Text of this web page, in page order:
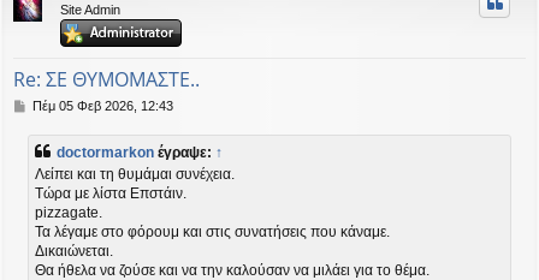
Site Admin
Re: ΣΕ ΘΥΜΟΜΑΣΤΕ..
Δ
μ
σ
Πέμ 05 Φεβ 2026, 12:43
doctormarkon έγραψε: ↑
Λείπει και τη θυμάμαι συνέχεια.
Τώρα με λίστα Επστάιν.
pizzagate.
Τα λέγαμε στο φόρουμ και στις συνατήσεις που κάναμε.
Δικαιώνεται.
Θα ήθελα να ζούσε και να την καλούσαν να μιλάει για το θέμα.